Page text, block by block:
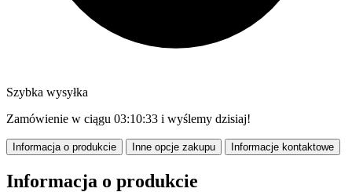
Szybka wysyłka
Zamówienie w ciągu 03:10:31 i wyślemy dzisiaj!
Informacja o produkcie Inne opcje zakupu Informacje kontaktowe
Informacja o produkcie